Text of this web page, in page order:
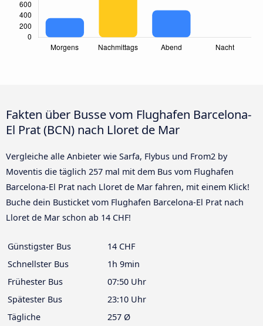
Fakten über Busse vom Flughafen Barcelona-
El Prat (BCN) nach Lloret de Mar
Vergleiche alle Anbieter wie Sarfa, Flybus und From2 by
Moventis die täglich 257 mal mit dem Bus vom Flughafen
Barcelona-El Prat nach Lloret de Mar fahren, mit einem Klick!
Buche dein Busticket vom Flughafen Barcelona-El Prat nach
Lloret de Mar schon ab 14 CHF!
Günstigster Bus
14 CHF
Schnellster Bus
1h 9min
Frühester Bus
07:50 Uhr
Spätester Bus
23:10 Uhr
Tägliche
257 Ø